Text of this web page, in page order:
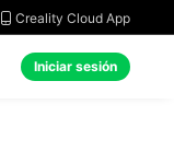
 Creality Cloud App
Iniciar sesión